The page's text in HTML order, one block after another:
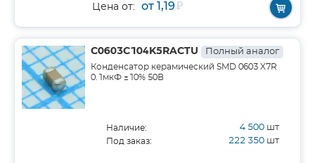
Цена от: от 1,19₽
C0603C104K5RACTU Полный аналог
Конденсатор керамический SMD 0603 X7R
0.1мкФ ±10% 50В
Наличие: 4 500 шт
Под заказ: 222 350 шт